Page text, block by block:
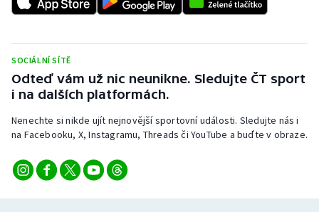
SOCIÁLNÍ SÍTĚ
Odteď vám už nic neunikne. Sledujte ČT sport
i na dalších platformách.
Nenechte si nikde ujít nejnovější sportovní události. Sledujte nás i
na Facebooku, X, Instagramu, Threads či YouTube a buďte v obraze.